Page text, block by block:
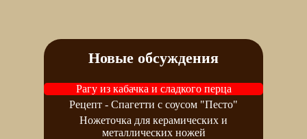
Новые обсуждения
Рагу из кабачка и сладкого перца
Рецепт - Спагетти с соусом "Песто"
Ножеточка для керамических и
металлических ножей